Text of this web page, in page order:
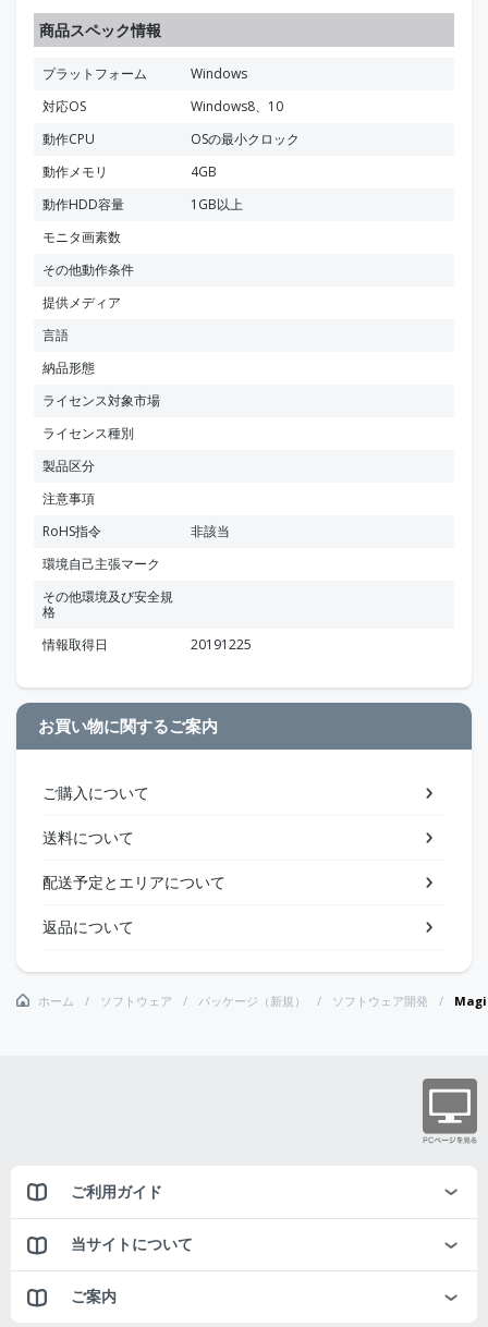
商品スペック情報
プラットフォーム
Windows
対応OS
Windows8、10
動作CPU
OSの最小クロック
動作メモリ
4GB
動作HDD容量
1GB以上
モニタ画素数
その他動作条件
提供メディア
言語
納品形態
ライセンス対象市場
ライセンス種別
製品区分
注意事項
RoHS指令
非該当
環境自己主張マーク
その他環境及び安全規
格
情報取得日
20191225
お買い物に関するご案内
ご購入について
送料について
配送予定とエリアについて
返品について
ホーム ソフトウェア パッケージ（新規） ソフトウェア開発
ご利用ガイド
当サイトについて
ご案内